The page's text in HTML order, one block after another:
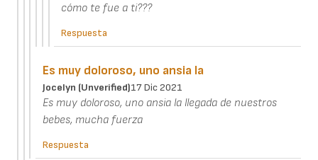
cómo te fue a ti???
Respuesta
Es muy doloroso, uno ansia la
Jocelyn (unverified)17 Dic 2021
Es muy doloroso, uno ansia la llegada de nuestros
bebes, mucha fuerza
Respuesta